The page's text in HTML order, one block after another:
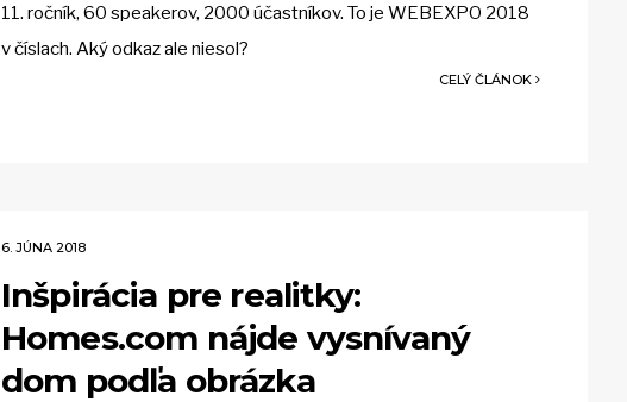
11. ročník, 60 speakerov, 2000 účastníkov. To je WEBEXPO 2018
v číslach. Aký odkaz ale niesol?
CELÝ ČLÁNOK
6. JÚNA 2018
Inšpirácia pre realitky:
Homes.com nájde vysnívaný
dom podľa obrázka